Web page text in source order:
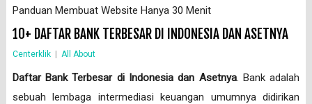
Panduan Membuat Website Hanya 30 Menit
10+ DAFTAR BANK TERBESAR DI INDONESIA DAN ASETNYA
Centerklik All About
Daftar Bank Terbesar di Indonesia dan Asetnya. Bank adalah
sebuah lembaga intermediasi keuangan umumnya didirikan